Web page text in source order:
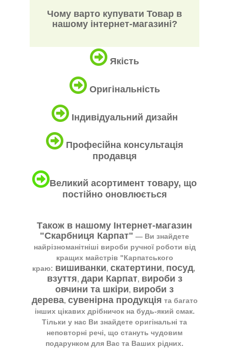
Чому варто купувати Товар в
нашому інтернет-магазині?
Якість
Оригінальність
Індивідуальний дизайн
Професійна консультація
продавця
Великий асортимент товару, що
постійно оновлюється
Також в нашому Інтернет-магазин
"Скарбниця Карпат" ― Ви знайдете
найрізноманітніші вироби ручної роботи від
кращих майстрів "Карпатського
краю: вишиванки, скатертини, посуд,
взуття, дари Карпат, вироби з
овчини та шкіри, вироби з
дерева, сувенірна продукція та багато
інших цікавих дрібничок на будь-який смак.
Тільки у нас Ви знайдете оригінальні та
неповторні речі, що стануть чудовим
подарунком для Вас та Ваших рідних.